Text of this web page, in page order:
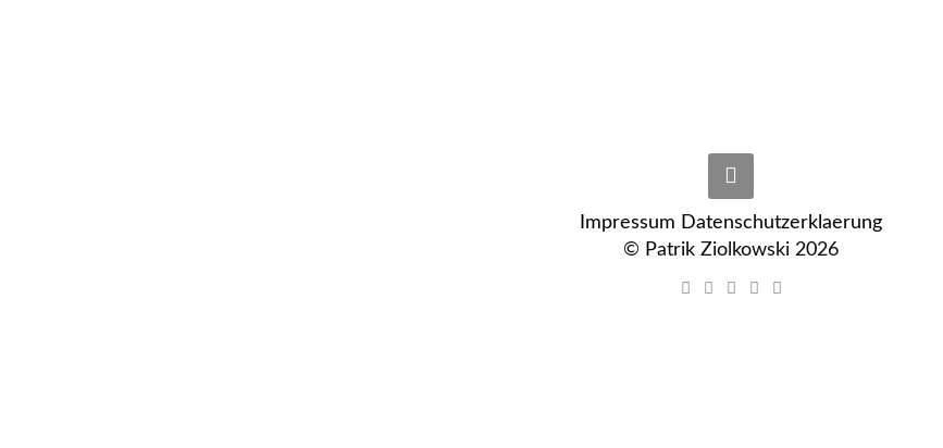
Impressum Datenschutzerklaerung
© Patrik Ziolkowski 2026